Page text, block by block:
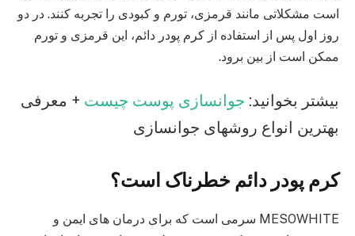
است مشکلاتی مانند قرمزی، تورم و کبودی را تجربه کنند. در دو
روز اول پس از استفاده از کرم پودر دائم، این قرمزی و تورم
ممکن است از بین برود.
بیشتر بخوانید: جوانسازی پوست چیست + معرفی
بهترین انواع روشهای جوانسازی
کرم پودر دائم خطرناک است؟
MESOWHITE سرمی است که برای درمان های ایمن و